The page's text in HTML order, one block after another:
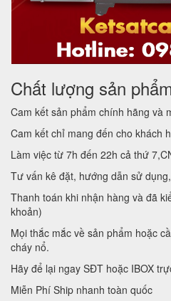
Chất lượng sản
Cam kết sản phẩm chính hãng và
Cam kết chỉ mang đến cho khách
Làm việc từ 7h đến 22h cả thứ
Tư vấn kê đặt, hướng dẫn sử
Thanh toán khi nhận hàng và đã
khoản)
Mọi thắc mắc về sản phẩm hoặc
cháy nổ.
Hãy để lại ngay SĐT hoặc IBOX
Miễn Phí Ship nhanh toàn quốc